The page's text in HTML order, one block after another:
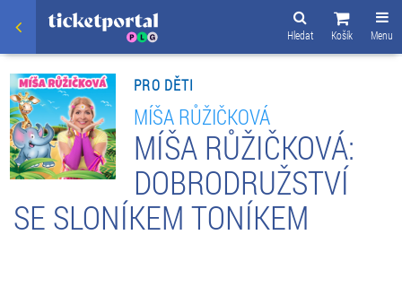
Menu
Košík
Hledat
PRO DĚTI
MÍŠA RŮŽIČKOVÁ
MÍŠA RŮŽIČKOVÁ:
DOBRODRUŽSTVÍ
SE SLONÍKEM TONÍKEM